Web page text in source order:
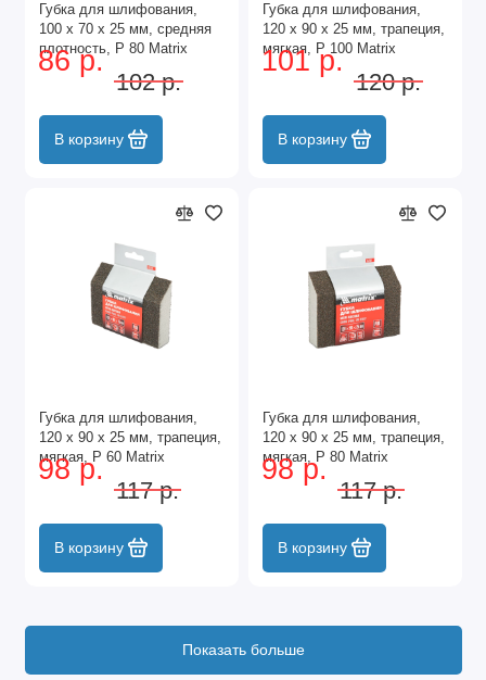
Губка для шлифования,
100 х 70 х 25 мм, средняя
плотность, P 80 Matrix
86 р.
102 р.
В корзину
Губка для шлифования,
120 х 90 х 25 мм, трапеция,
мягкая, P 100 Matrix
101 р.
120 р.
В корзину
Губка для шлифования,
120 х 90 х 25 мм, трапеция,
мягкая, P 60 Matrix
98 р.
117 р.
В корзину
Губка для шлифования,
120 х 90 х 25 мм, трапеция,
мягкая, P 80 Matrix
98 р.
117 р.
В корзину
Показать больше